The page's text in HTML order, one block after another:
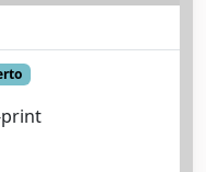
print